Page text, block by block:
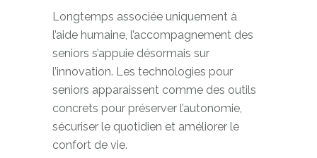
Longtemps associée uniquement à
l’aide humaine, l’accompagnement des
seniors s’appuie désormais sur
l’innovation. Les technologies pour
seniors apparaissent comme des outils
concrets pour préserver l’autonomie,
sécuriser le quotidien et améliorer le